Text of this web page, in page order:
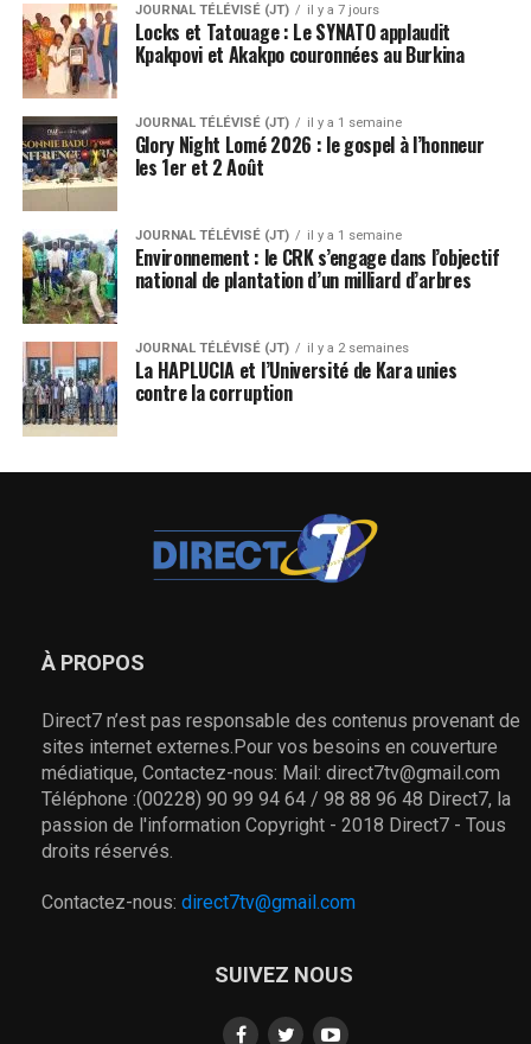
JOURNAL TÉLÉVISÉ (JT) il y a 7 jours
Locks et Tatouage : Le SYNATO applaudit
Kpakpovi et Akakpo couronnées au Burkina
JOURNAL TÉLÉVISÉ (JT) il y a 1 semaine
Glory Night Lomé 2026 : le gospel à l’honneur
les 1er et 2 Août
JOURNAL TÉLÉVISÉ (JT) il y a 1 semaine
Environnement : le CRK s’engage dans l’objectif
national de plantation d’un milliard d’arbres
JOURNAL TÉLÉVISÉ (JT) il y a 2 semaines
La HAPLUCIA et l’Université de Kara unies
contre la corruption
À PROPOS
Direct7 n’est pas responsable des contenus provenant de
sites internet externes.Pour vos besoins en couverture
médiatique, Contactez-nous: Mail: direct7tv@gmail.com
Téléphone :(00228) 90 99 94 64 / 98 88 96 48 Direct7, la
passion de l'information Copyright - 2018 Direct7 - Tous
droits réservés.
Contactez-nous: direct7tv@gmail.com
SUIVEZ NOUS